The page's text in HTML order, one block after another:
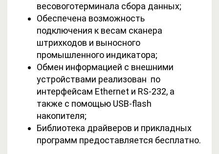
весовоготерминала сбора данных;
Обеспечена возможность
подключения к весам сканера
штрихкодов и выносного
промышленного индикатора;
Обмен информацией с внешними
устройствами реализован по
интерфейсам Ethernet и RS-232, а
также с помощью USB-flash
накопителя;
Библиотека драйверов и прикладных
программ предоставляется бесплатно.